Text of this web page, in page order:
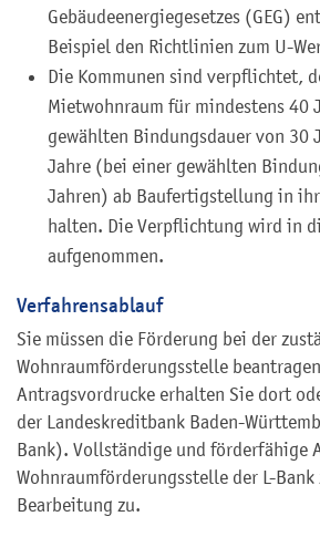
Gebäudeenergiegesetzes (GEG)
Beispiel den Richtlinien zum U-
Die Kommunen sind verpflichtet,
Mietwohnraum für mindestens 40
gewählten Bindungsdauer von 30
Jahre (bei einer gewählten
Jahren) ab Baufertigstellung in
halten. Die Verpflichtung wird in
aufgenommen.
Verfahrensablauf
Sie müssen die Förderung bei der
Wohnraumförderungsstelle
Antragsvordrucke erhalten Sie dort
der Landeskreditbank Baden-
Bank). Vollständige und förderfähige
Wohnraumförderungsstelle der L-
Bearbeitung zu.